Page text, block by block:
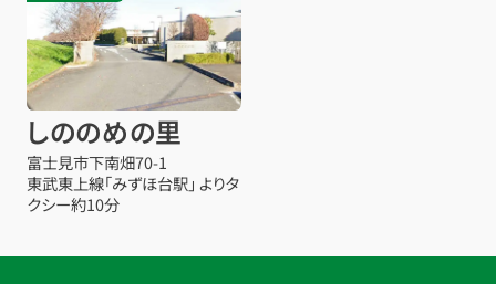
しののめの里
富士見市下南畑70-1
東武東上線「みずほ台駅」 よりタ
クシー約10分